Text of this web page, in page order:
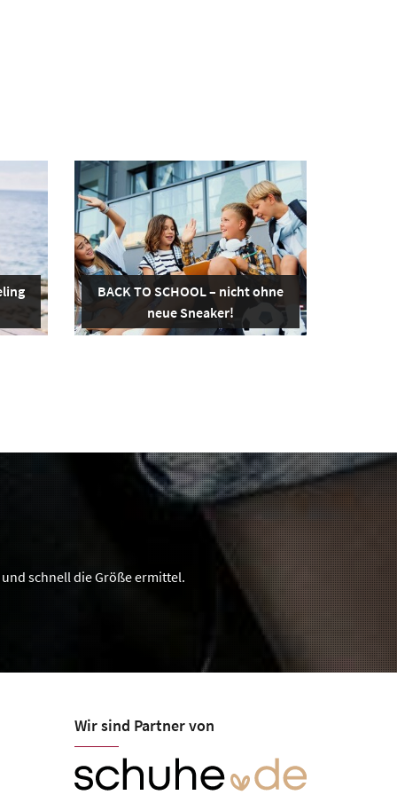
BACK TO SCHOOL – nicht ohne
neue Sneaker!
schnell die Größe ermittel.
Öffnungszeiten
Mo-Fr 09:30-13:00, 14:30-18:30
Schuhhaus
Bahnhofstraße 24
Wir sind Partner von